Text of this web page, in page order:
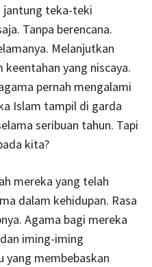
jantung teka-teki
Tanpa berencana.
Melanjutkan
yang niscaya.
pernah mengalami
Islam tampil di garda
seribuan tahun. Tapi
kita?
mereka yang telah
dalam kehidupan. Rasa
Agama bagi mereka
iming-iming
yang membebaskan